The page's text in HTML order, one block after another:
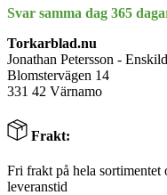
Svar samma dag 365
Torkarblad.nu
Jonathan Petersson -
Blomstervägen 14
331 42 Värnamo
Frakt:
Fri frakt på hela sortimentet
leveranstid